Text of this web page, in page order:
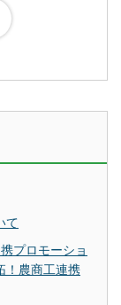
て
プロモーショ
！農商工連携